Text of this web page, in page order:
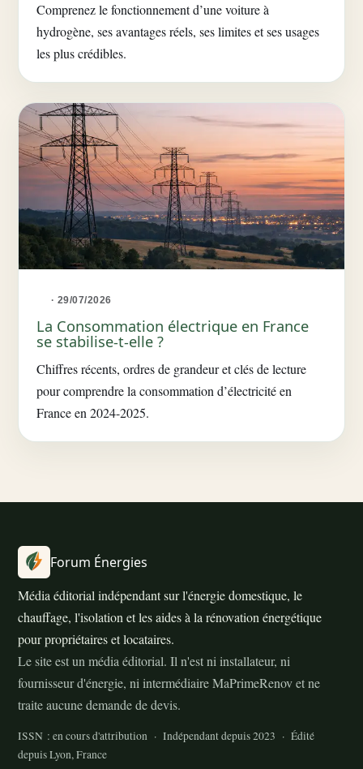
Comprenez le fonctionnement d’une voiture à
hydrogène, ses avantages réels, ses limites et ses usages
les plus crédibles.
· 29/07/2026
La Consommation électrique en France
se stabilise-t-elle ?
Chiffres récents, ordres de grandeur et clés de lecture
pour comprendre la consommation d’électricité en
France en 2024-2025.
Forum Énergies
Média éditorial indépendant sur l'énergie domestique, le
chauffage, l'isolation et les aides à la rénovation énergétique
pour propriétaires et locataires.
Le site est un média éditorial. Il n'est ni installateur, ni
fournisseur d'énergie, ni intermédiaire MaPrimeRenov et ne
traite aucune demande de devis.
ISSN : en cours d'attribution · Indépendant depuis 2023 · Édité
depuis Lyon, France